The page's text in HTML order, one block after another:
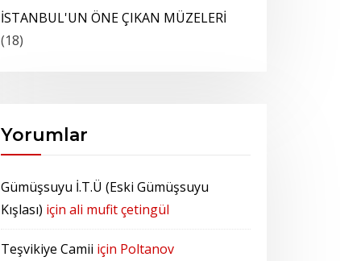
İSTANBUL'UN ÖNE ÇIKAN MÜZELERİ
(18)
Yorumlar
Gümüşsuyu İ.T.Ü (Eski Gümüşsuyu
Kışlası) için ali mufit çetingül
Teşvikiye Camii için Poltanov